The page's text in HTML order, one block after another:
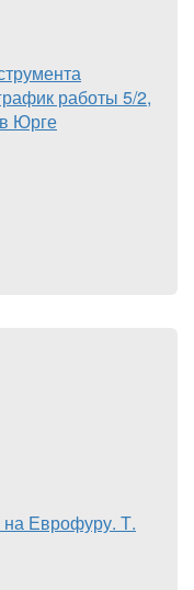
работы 5/2,
Юрге
на Еврофуру. Т.